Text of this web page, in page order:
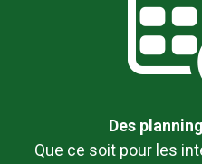
Des
Que ce soit pour les